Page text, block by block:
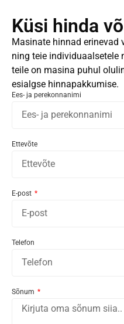
Küsi hinda
Masinate hinnad erinevad
ning teie individuaalsetele
teile on masina puhul
esialgse hinnapakkumise.
Ees- ja perekonnanimi
Ettevõte
E-post
Telefon
Sõnum